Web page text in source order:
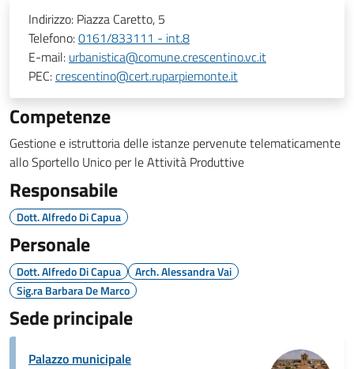
Indirizzo: Piazza Caretto, 5
Telefono:0161/833111 - int.8
E-mail: urbanistica@comune.crescentino.vc.it
PEC:crescentino@cert.ruparpiemonte.it
Competenze
Gestione e istruttoria delle istanze pervenute telematicamente
allo Sportello Unico per le Attività Produttive
Responsabile
Dott. Alfredo Di Capua
Personale
Dott. Alfredo Di Capua
Arch. Alessandra Vai
Sig.ra Barbara De Marco
Sede principale
Palazzo municipale